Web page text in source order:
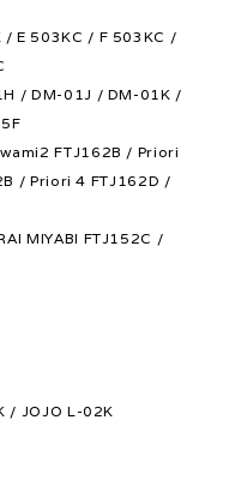
/ E 503KC / F 503KC /
/ DM-01J / DM-01K /
FTJ162B / Priori
/ Priori 4 FTJ162D /
MIYABI FTJ152C /
/ JOJO L-02K